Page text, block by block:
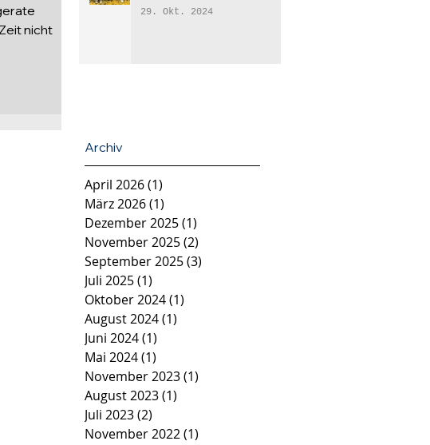
nicht
29. Okt. 2024
Archiv
April 2026(1)
März 2026(1)
Dezember 2025(1)
November 2025(2)
September 2025(3)
Juli 2025(1)
Oktober 2024(1)
August 2024(1)
Juni 2024(1)
Mai 2024(1)
November 2023(1)
August 2023(1)
Juli 2023(2)
November 2022(1)